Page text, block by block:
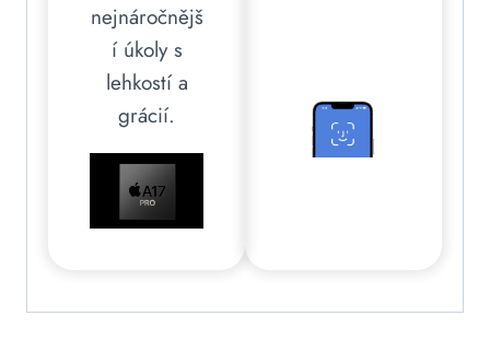
nejnáročnějš
í úkoly s
lehkostí a
grácií.